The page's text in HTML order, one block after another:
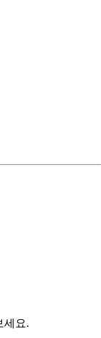
세요.